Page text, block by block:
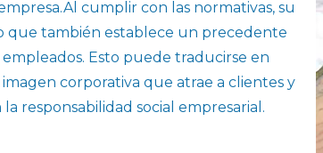
cumplir con las normativas, su
que también establece un precedente
Esto puede traducirse en
corporativa que atrae a clientes y
responsabilidad social empresarial.